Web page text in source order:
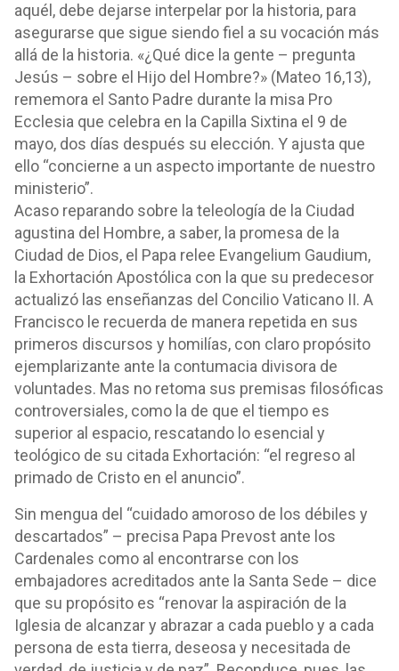
aquél, debe dejarse interpelar por la historia, para
asegurarse que sigue siendo fiel a su vocación más
allá de la historia. «¿Qué dice la gente – pregunta
Jesús – sobre el Hijo del Hombre?» (Mateo 16,13),
rememora el Santo Padre durante la misa Pro
Ecclesia que celebra en la Capilla Sixtina el 9 de
mayo, dos días después su elección. Y ajusta que
ello “concierne a un aspecto importante de nuestro
ministerio”.
Acaso reparando sobre la teleología de la Ciudad
agustina del Hombre, a saber, la promesa de la
Ciudad de Dios, el Papa relee Evangelium Gaudium,
la Exhortación Apostólica con la que su predecesor
actualizó las enseñanzas del Concilio Vaticano II. A
Francisco le recuerda de manera repetida en sus
primeros discursos y homilías, con claro propósito
ejemplarizante ante la contumacia divisora de
voluntades. Mas no retoma sus premisas filosóficas
controversiales, como la de que el tiempo es
superior al espacio, rescatando lo esencial y
teológico de su citada Exhortación: “el regreso al
primado de Cristo en el anuncio”.
Sin mengua del “cuidado amoroso de los débiles y
descartados” – precisa Papa Prevost ante los
Cardenales como al encontrarse con los
embajadores acreditados ante la Santa Sede – dice
que su propósito es “renovar la aspiración de la
Iglesia de alcanzar y abrazar a cada pueblo y a cada
persona de esta tierra, deseosa y necesitada de